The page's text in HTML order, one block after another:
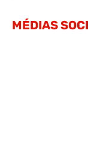
MÉDIAS